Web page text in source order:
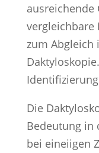
ausreichende
vergleichbare
zum Abgleich
Die
Bedeutung in
bei eineiigen